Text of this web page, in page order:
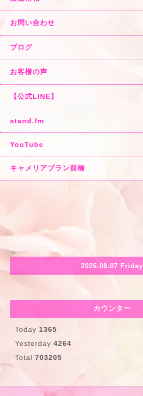
お問い合わせ
ブログ
お客様の声
【公式LINE】
stand.fm
YouTube
キャメリアブラン前橋
2026.08.07 Friday
カウンター
Today 1365
Yesterday 4264
Total 703205